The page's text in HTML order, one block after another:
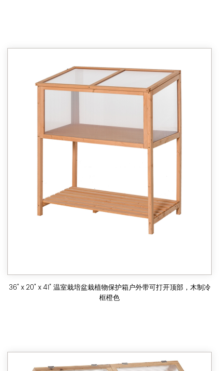
36" x 20" x 41" 温室栽培盆栽植物保护箱户外带可打开顶部，木制冷
框橙色